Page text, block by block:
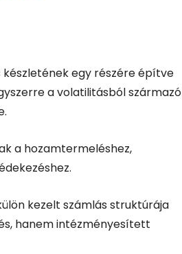
egy részére építve
a volatilitásból származó
a hozamtermeléshez,
kezelt számlás struktúrája
hanem intézményesített